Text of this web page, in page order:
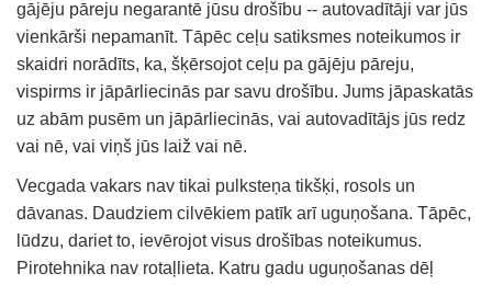
gājēju pāreju negarantē jūsu drošību -- autovadītāji var jūs
vienkārši nepamanīt. Tāpēc ceļu satiksmes noteikumos ir
skaidri norādīts, ka, šķērsojot ceļu pa gājēju pāreju,
vispirms ir jāpārliecinās par savu drošību. Jums jāpaskatās
uz abām pusēm un jāpārliecinās, vai autovadītājs jūs redz
vai nē, vai viņš jūs laiž vai nē.
Vecgada vakars nav tikai pulksteņa tikšķi, rosols un
dāvanas. Daudziem cilvēkiem patīk arī uguņošana. Tāpēc,
lūdzu, dariet to, ievērojot visus drošības noteikumus.
Pirotehnika nav rotaļlieta. Katru gadu uguņošanas dēļ